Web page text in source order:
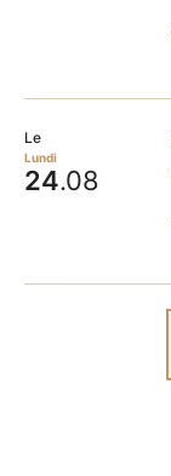
Le
Lundi
24.08